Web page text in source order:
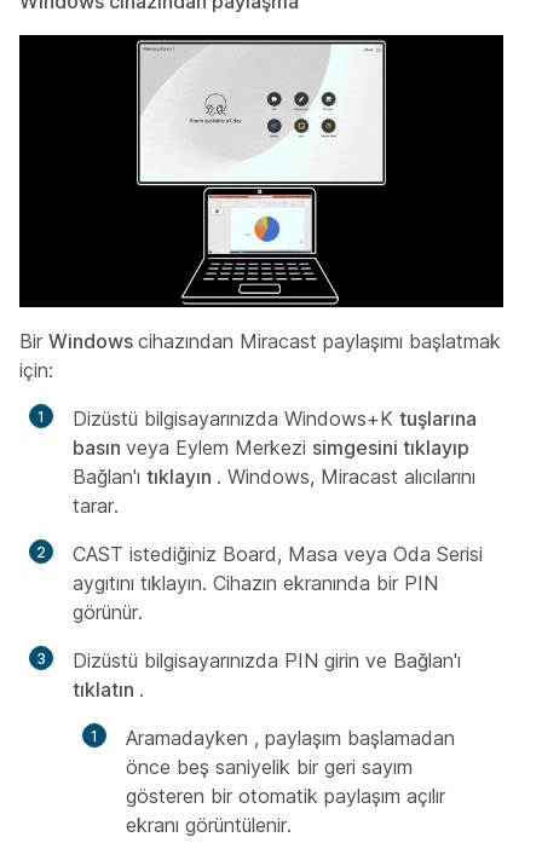
Bir Windows cihazından Miracast paylaşımı başlatmak
için:
Dizüstü bilgisayarınızda Windows+K tuşlarına
basın veya Eylem Merkezi simgesini tıklayıp
Bağlan'ı tıklayın . Windows, Miracast alıcılarını
tarar.
CAST istediğiniz Board, Masa veya Oda Serisi
aygıtını tıklayın. Cihazın ekranında bir PIN
görünür.
Dizüstü bilgisayarınızda PIN girin ve Bağlan'ı
tıklatın .
Aramadayken , paylaşım başlamadan
önce beş saniyelik bir geri sayım
gösteren bir otomatik paylaşım açılır
ekranı görüntülenir.